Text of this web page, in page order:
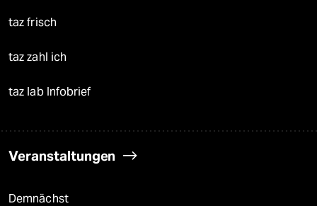
taz frisch
taz zahl ich
taz lab Infobrief
Veranstaltungen
Demnächst